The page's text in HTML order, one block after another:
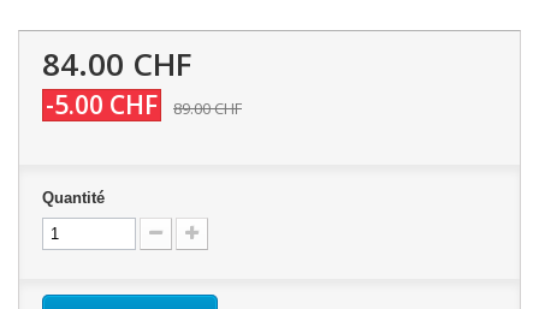
84.00 CHF
-5.00 CHF 89.00 CHF
Quantité